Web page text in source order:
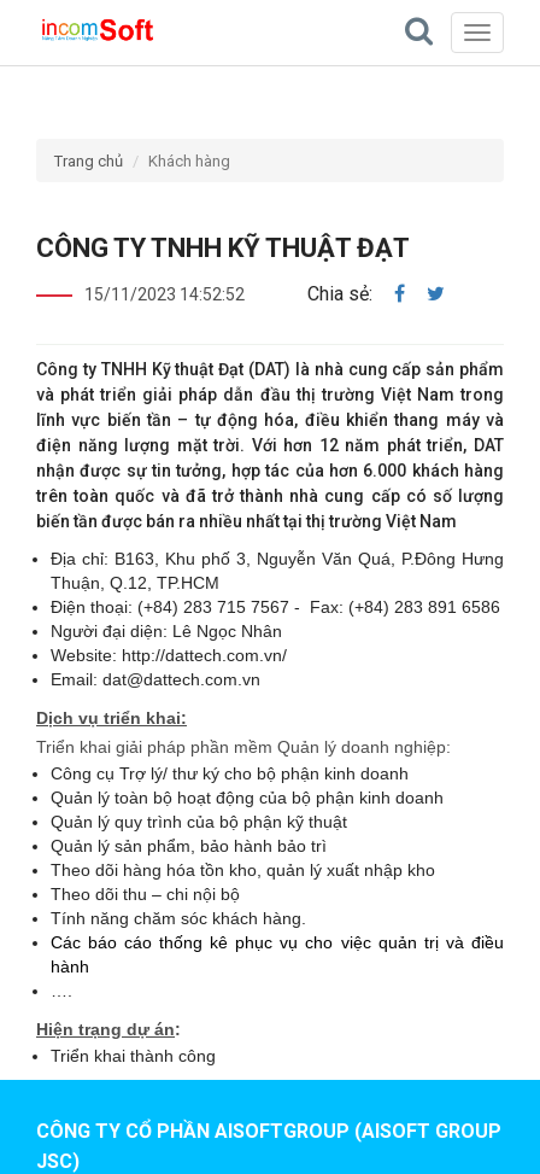
Toggle
Trang chủ Khách hàng
CÔNG TY TNHH KỸ THUẬT ĐẠT
15/11/2023 14:52:52 Chia sẻ:
Công ty TNHH Kỹ thuật Đạt (DAT) là nhà cung cấp sản phẩm
và phát triển giải pháp dẫn đầu thị trường Việt Nam trong
lĩnh vực biến tần – tự động hóa, điều khiển thang máy và
điện năng lượng mặt trời. Với hơn 12 năm phát triển, DAT
nhận được sự tin tưởng, hợp tác của hơn 6.000 khách hàng
trên toàn quốc và đã trở thành nhà cung cấp có số lượng
biến tần được bán ra nhiều nhất tại thị trường Việt Nam
Địa chỉ: B163, Khu phố 3, Nguyễn Văn Quá, P.Đông Hưng
Thuận, Q.12, TP.HCM
Điện thoại: (+84) 283 715 7567 - Fax: (+84) 283 891 6586
Người đại diện: Lê Ngọc Nhân
Website: http://dattech.com.vn/
Email: dat@dattech.com.vn
Dịch vụ triển khai:
Triển khai giải pháp phần mềm Quản lý doanh nghiệp:
Công cụ Trợ lý/ thư ký cho bộ phận kinh doanh
Quản lý toàn bộ hoạt động của bộ phận kinh doanh
Quản lý quy trình của bộ phận kỹ thuật
Quản lý sản phẩm, bảo hành bảo trì
Theo dõi hàng hóa tồn kho, quản lý xuất nhập kho
Theo dõi thu – chi nội bộ
Tính năng chăm sóc khách hàng.
Các báo cáo thống kê phục vụ cho việc quản trị và điều
hành
Hiện trạng dự án:
Triển khai thành công
CÔNG TY CỔ PHẦN AISOFTGROUP (AISOFT GROUP
JSC)